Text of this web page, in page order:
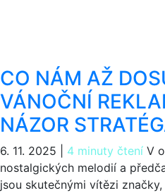
CO NÁM AŽ
VÁNOČNÍ
NÁZOR
6. 11. 2025 4 minuty čtení V
nostalgických melodií a
jsou skutečnými vítězi